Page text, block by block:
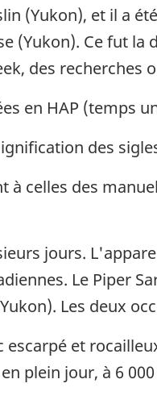
(Yukon), et il a
(Yukon). Ce fut
des recherches
en HAP (temps
des
à celles des
jours.
Le Piper
Les deux
et
plein jour, à 6